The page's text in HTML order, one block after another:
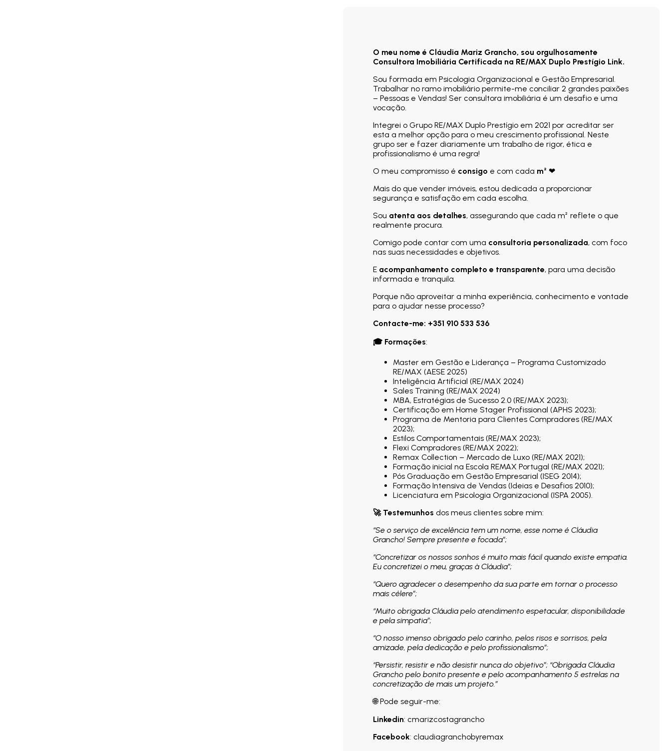
O meu nome é Cláudia Mariz Grancho, sou orgulhosamente
Consultora Imobiliária Certificada na RE/MAX Duplo Prestígio Link.
Sou formada em Psicologia Organizacional e Gestão Empresarial.
Trabalhar no ramo imobiliário permite-me conciliar 2 grandes paixões
– Pessoas e Vendas! Ser consultora imobiliária é um desafio e uma
vocação.
Integrei o Grupo RE/MAX Duplo Prestígio em 2021 por acreditar ser
esta a melhor opção para o meu crescimento profissional. Neste
grupo ser e fazer diariamente um trabalho de rigor, ética e
profissionalismo é uma regra!
O meu compromisso é consigo e com cada m² ❤
Mais do que vender imóveis, estou dedicada a proporcionar
segurança e satisfação em cada escolha.
Sou atenta aos detalhes, assegurando que cada m² reflete o que
realmente procura.
Comigo pode contar com uma consultoria personalizada, com foco
nas suas necessidades e objetivos.
E acompanhamento completo e transparente, para uma decisão
informada e tranquila.
Porque não aproveitar a minha experiência, conhecimento e vontade
para o ajudar nesse processo?
Contacte-me: +351 910 533 536
🎓 Formações:
Master em Gestão e Liderança – Programa Customizado
RE/MAX (AESE 2025)
Inteligência Artificial (RE/MAX 2024)
Sales Training (RE/MAX 2024)
MBA, Estratégias de Sucesso 2.0 (RE/MAX 2023);
Certificação em Home Stager Profissional (APHS 2023);
Programa de Mentoria para Clientes Compradores (RE/MAX
2023);
Estilos Comportamentais (RE/MAX 2023);
Flexi Compradores (RE/MAX 2022);
Remax Collection – Mercado de Luxo (RE/MAX 2021);
Formação inicial na Escola REMAX Portugal (RE/MAX 2021);
Pós Graduação em Gestão Empresarial (ISEG 2014);
Formação Intensiva de Vendas (Ideias e Desafios 2010);
Licenciatura em Psicologia Organizacional (ISPA 2005).
🚀Testemunhos dos meus clientes sobre mim:
“Se o serviço de excelência tem um nome, esse nome é Cláudia
Grancho! Sempre presente e focada”;
“Concretizar os nossos sonhos é muito mais fácil quando existe empatia.
Eu concretizei o meu, graças à Cláudia”;
“Quero agradecer o desempenho da sua parte em tornar o processo
mais célere”;
“Muito obrigada Cláudia pelo atendimento espetacular, disponibilidade
e pela simpatia”;
“O nosso imenso obrigado pelo carinho, pelos risos e sorrisos, pela
amizade, pela dedicação e pelo profissionalismo”;
“Persistir, resistir e não desistir nunca do objetivo”; “Obrigada Cláudia
Grancho pelo bonito presente e pelo acompanhamento 5 estrelas na
concretização de mais um projeto.”
🌐 Pode seguir-me:
Linkedin: cmarizcostagrancho
Facebook: claudiagranchobyremax